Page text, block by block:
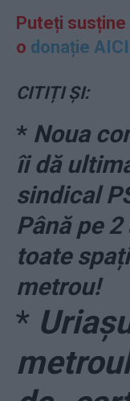
Puteți susține
o donație
CITIȚI ȘI:
* Noua
îi dă
sindical
Până pe
toate
metrou!
*